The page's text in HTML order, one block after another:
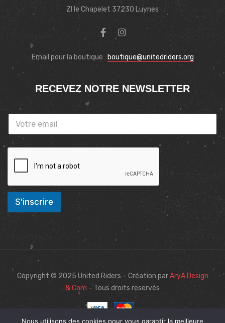
ZI le Chapelet 37230 Luynes
Email pour la boutique : boutique@unitedriders.org
RECEVEZ NOTRE NEWSLETTER
S'inscrire
Copyright © 2025 United Riders – Création parAryA Design
& Com – Tous droits reservés
Nous utilisons des cookies pour vous garantir la meilleure